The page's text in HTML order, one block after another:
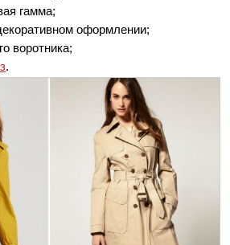
гамма;
оформлении;
воротника;
.